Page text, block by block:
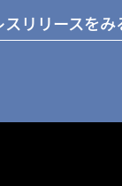
リリースをみ